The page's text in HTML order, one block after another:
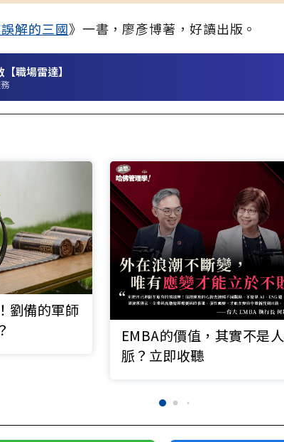
解的三國》一書，廖彥博著，好讀出版。
職場雷達】
劉備的軍師
EMBA的價值，其實不是人
脈？立即收聽